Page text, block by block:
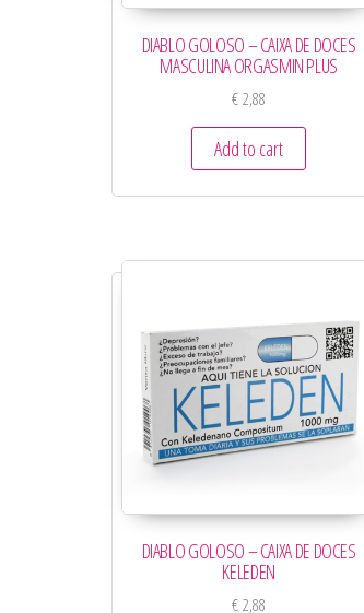
DIABLO GOLOSO – CAIXA DE DOCES
MASCULINA ORGASMIN PLUS
€2,88
Add to cart
DIABLO GOLOSO – CAIXA DE DOCES
KELEDEN
€2,88